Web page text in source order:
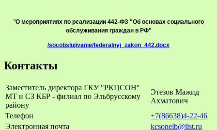
"О мероприятиях по реализации 442-ФЗ "Об основах социального
обслуживания граждан в РФ"
/socobslujivanie/federalnyj_zakon_442.docx
Контакты
Заместитель директора ГКУ "РКЦСОН"
МТ и СЗ КБР - филиал по Эльбрусскому
району
Этезов Мажид
Ахматович
Телефон
+7(86638)4-22-46
Электронная почта
kcsonelb@list.ru